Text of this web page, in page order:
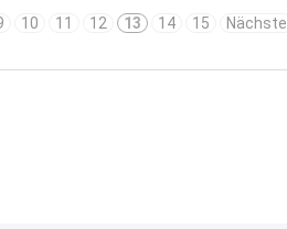
10 11 12 13 14 15 Nächste